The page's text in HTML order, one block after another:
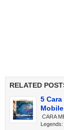
RELATED
5
CARA